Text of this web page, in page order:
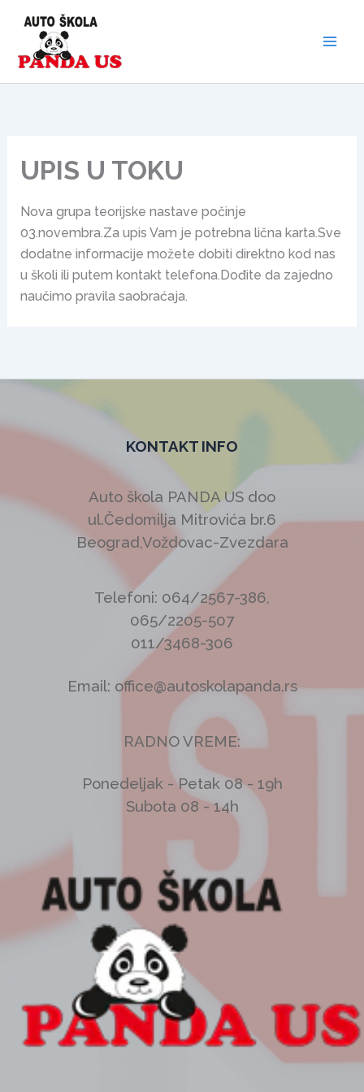
content
UPIS U TOKU
Nova grupa teorijske nastave počinje
03.novembra.Za upis Vam je potrebna lična karta.Sve
dodatne informacije možete dobiti direktno kod nas
u školi ili putem kontakt telefona.Dođite da zajedno
naučimo pravila saobraćaja.
KONTAKT INFO
Auto škola PANDA US doo
ul.Čedomilja Mitrovića br.6
Beograd,Voždovac-Zvezdara
Telefoni: 064/2567-386,
065/2205-507
011/3468-306
Email: office@autoskolapanda.rs
RADNO VREME:
Ponedeljak - Petak 08 - 19h
Subota 08 - 14h